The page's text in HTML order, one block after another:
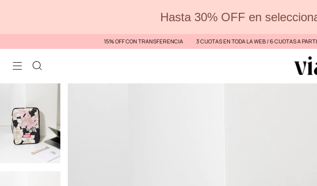
Hasta 30% OFF en
15% OFF CON TRANSFERENCIA 3 CUOTAS EN TODA LA WEB / 6 CUOTAS A PARTIR DE